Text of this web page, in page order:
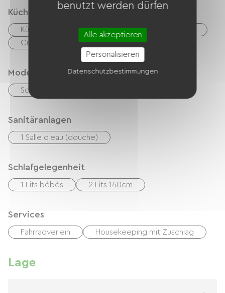
Küche
Kühlschrank Hotte strebt
Cuisinière
Kochnische
Modes de paiement
Schecks
Sanitäranlagen
1 Salle d'eau (douche)
Schlafgelegenheit
1 Lits bébés 2 Lits 140cm
Services
Fahrradverleih Housekeeping mit Zuschlag
Lage
benutzt werden dürfen
Alle akzeptieren
Personalisieren
Datenschutzbestimmungen